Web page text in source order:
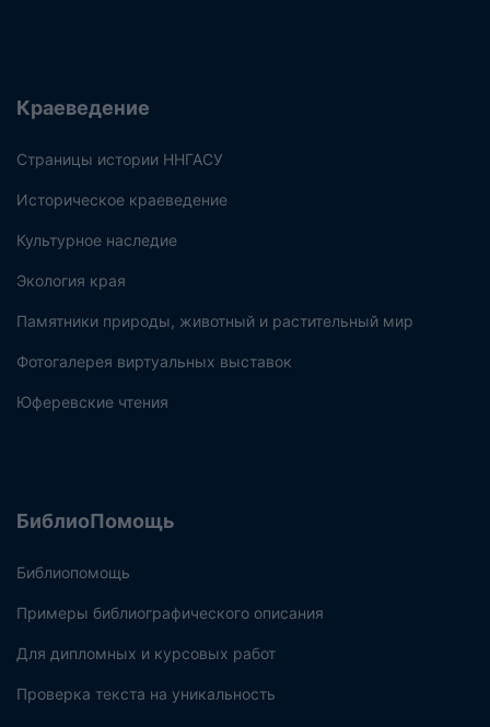
Краеведение
Страницы истории ННГАСУ
Историческое краеведение
Культурное наследие
Экология края
Памятники природы, животный и растительный мир
Фотогалерея виртуальных выставок
Юферевские чтения
БиблиоПомощь
Библиопомощь
Примеры библиографического описания
Для дипломных и курсовых работ
Проверка текста на уникальность